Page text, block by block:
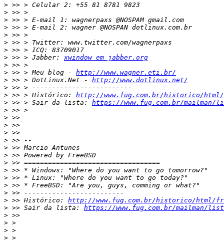
>
>
>
>
>
>
>
> >> > Jabber: xwindow em jabber.org
>
> >> > Meu blog - http://www.wagner.eti.br/
> >> > DotLinux.Net - http://www.dotlinux.net/
>
> >> > Histórico: http://www.fug.com.br/historico/
> >> > Sair da lista: https://www.fug.com.br/
>
>
>
>
>
>
>
>
>
>
>
>
> >> Histórico: http://www.fug.com.br/historico/html/
> >> Sair da lista: https://www.fug.com.br/mailman/
>
>
>
>